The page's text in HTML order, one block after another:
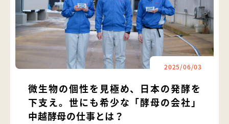
2025/06/03
微生物の個性を見極め、日本の発酵を
下支え。世にも希少な「酵母の会社」
中越酵母の仕事とは？